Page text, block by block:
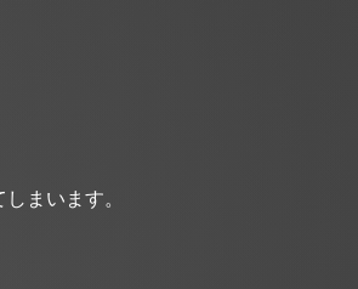
まいます。